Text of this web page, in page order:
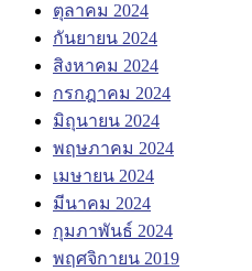
ตุลาคม 2024
กันยายน 2024
สิงหาคม 2024
กรกฎาคม 2024
มิถุนายน 2024
พฤษภาคม 2024
เมษายน 2024
มีนาคม 2024
กุมภาพันธ์ 2024
พฤศจิกายน 2019